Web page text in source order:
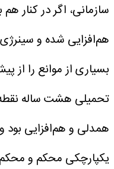
سازمانی، اگر در کنار
هم‌افزایی شده و
بسیاری از موانع را از
تحمیلی هشت ساله
همدلی و هم‌افزایی
یکپارچکی محکم و